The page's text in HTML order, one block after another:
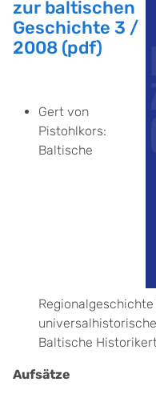
zur baltischen
Geschichte 3 /
2008 (pdf)
Gert von
Pistohlkors:
Baltische
Regionalgeschichte
Baltische
Aufsätze